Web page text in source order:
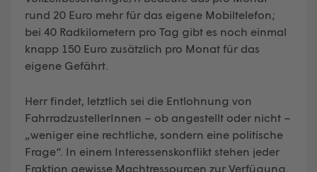
rund 20 Euro mehr für das eigene Mobiltelefon;
bei 40 Radkilometern pro Tag gibt es noch einmal
knapp 150 Euro zusätzlich pro Monat für das
eigene Gefährt.
Herr findet, letztlich sei die Entlohnung von
FahrradzustellerInnen – ob angestellt oder nicht –
„weniger eine rechtliche, sondern eine politische
Frage“. In einem Interessenskonflikt stehen jeder
Fraktion gewisse Machtressourcen zur Verfügung.